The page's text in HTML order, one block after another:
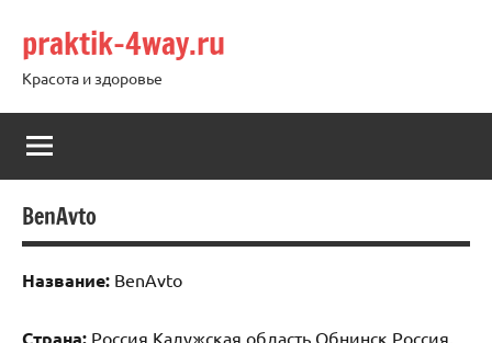
содержимому
praktik-4way.ru
Красота и здоровье
BenAvto
Название: BenAvto
Страна: Россия Калужская область Обнинск Россия,